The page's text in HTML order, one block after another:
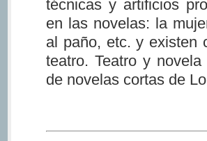
técnicas y artificios
en las novelas: la
al paño, etc. y existen
teatro. Teatro y
de novelas cortas de